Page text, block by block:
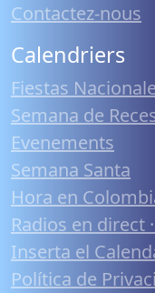
Contactez-nous
Calendriers
Fiestas
Semana de
Evenements
Semana Santa
Hora en
Radios en direct
Inserta el
Política de